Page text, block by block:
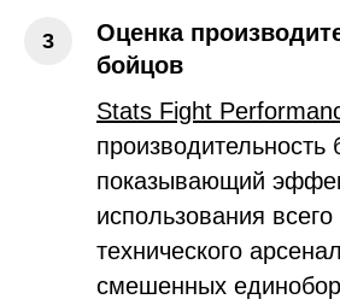
Оценка
бойцов
Stats Fight
показывающий
использования
технического
смешенных